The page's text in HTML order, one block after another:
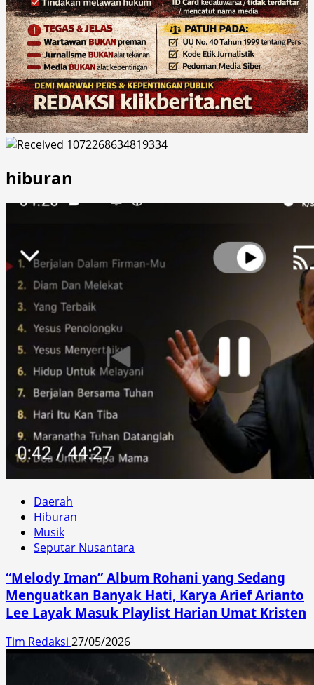
hiburan
Daerah
Hiburan
Musik
Seputar Nusantara
“Melody Iman” Album Rohani yang Sedang
Menguatkan Banyak Hati, Karya Arief Arianto
Lee Layak Masuk Playlist Harian Umat Kristen
Tim Redaksi 27/05/2026